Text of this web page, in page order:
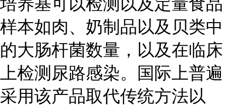
样本如肉、奶制品以及贝类中
的大肠杆菌数量，以及在临床
上检测尿路感染。国际上普遍
采用该产品取代传统方法以